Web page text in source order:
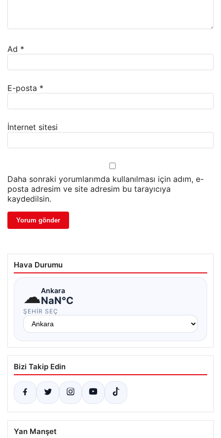
Ad *
E-posta *
İnternet sitesi
Daha sonraki yorumlarımda kullanılması için adım, e-
posta adresim ve site adresim bu tarayıcıya
kaydedilsin.
Hava Durumu
☁Ankara
NaN°C
ŞEHIR SEÇ
Bizi Takip Edin
Yan Manşet